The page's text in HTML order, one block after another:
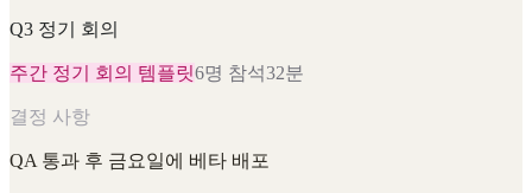
Q3 정기 회의
주간 정기 회의 템플릿6명 참석32분
결정 사항
QA 통과 후 금요일에 베타 배포